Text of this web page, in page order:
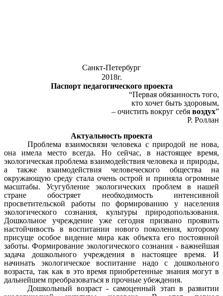
Санкт-Петербург
2018г.
Паспорт педагогического проекта
“Первая обязанность того,
кто хочет быть здоровым,
– очистить вокруг себя воздух”
Р. Роллан
Актуальность проекта
Проблема взаимосвязи человека с природой не нова,
она имела место всегда. Но сейчас, в настоящее время,
экологическая проблема взаимодействия человека и природы,
а также взаимодействия человеческого общества на
окружающую среду стала очень острой и приняла огромные
масштабы. Усугубление экологических проблем в нашей
стране обостряет необходимость интенсивной
просветительской работы по формированию у населения
экологического сознания, культуры природопользования.
Дошкольное учреждение уже сегодня призвано проявить
настойчивость в воспитании нового поколения, которому
присуще особое видение мира как объекта его постоянной
заботы. Формирование экологического сознания - важнейшая
задача дошкольного учреждения в настоящее время. И
начинать экологическое воспитание надо с дошкольного
возраста, так как в это время приобретенные знания могут в
дальнейшем преобразоваться в прочные убеждения.
Дошкольный возраст - самоценный этап в развитии